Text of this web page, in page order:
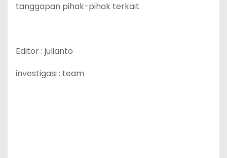
tanggapan pihak-pihak terkait.
Editor : julianto
investigasi : team